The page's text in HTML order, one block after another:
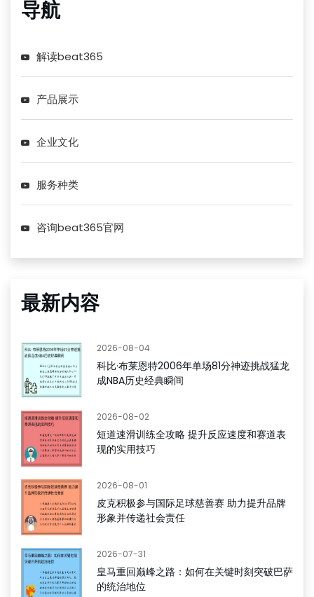
导航
解读beat365
产品展示
企业文化
服务种类
咨询beat365官网
最新内容
2026-08-04
科比·布莱恩特2006年单场81分神迹挑战猛龙
成NBA历史经典瞬间
2026-08-02
短道速滑训练全攻略 提升反应速度和赛道表
现的实用技巧
2026-08-01
皮克积极参与国际足球慈善赛 助力提升品牌
形象并传递社会责任
2026-07-31
皇马重回巅峰之路：如何在关键时刻突破巴萨
的统治地位